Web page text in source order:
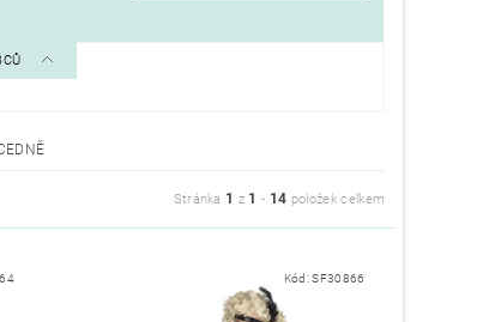
Stránka 1 z 1 - 14 položek celkem
Kód:SF30866